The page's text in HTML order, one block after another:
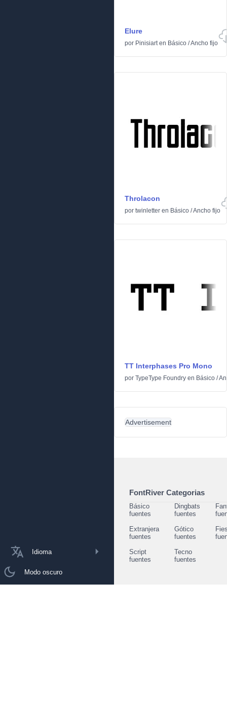
Idioma
Modo oscuro
Elure
por Pinisiarten Básico /Ancho fijo
Throlacon
por twinletter en Básico /Ancho fijo
TT Interphases Pro Mono
por TypeType Foundry en Básico /
Advertisement
FontRiver Categorias
Básico
fuentes
Dingbats
fuentes
Extranjera
fuentes
Gótico
fuentes
Script
fuentes
Tecno
fuentes